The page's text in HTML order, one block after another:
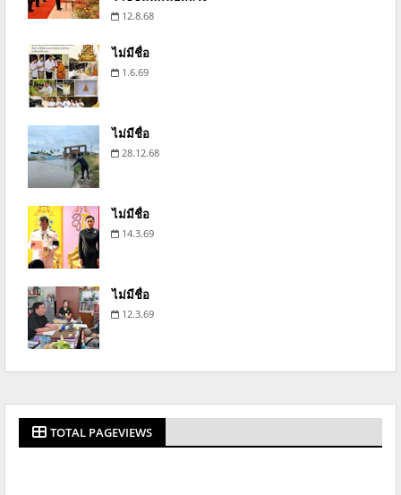
12.8.68
ไม่มีชื่อ
1.6.69
ไม่มีชื่อ
28.12.68
ไม่มีชื่อ
14.3.69
ไม่มีชื่อ
12.3.69
TOTAL PAGEVIEWS